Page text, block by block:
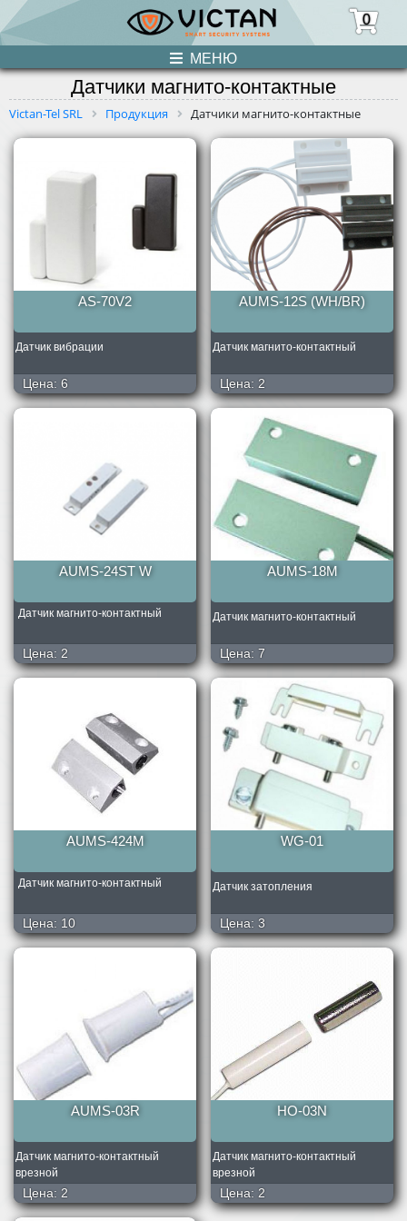
0
МЕНЮ
ПРОДУКЦИЯ
НОВОСТИ
УСЛУГИ
КОНТАКТЫ
Датчики магнито-контактные
Victan-Tel SRL Продукция Датчики магнито-контактные
AS-70V2
Датчик вибрации
Цена: 6
AUMS-12S (WH/BR)
Датчик магнито-контактный
Цена: 2
AUMS-24ST W
Датчик магнито-контактный
Цена: 2
AUMS-18M
Датчик магнито-контактный
Цена: 7
AUMS-424M
Датчик магнито-контактный
Цена: 10
WG-01
Датчик затопления
Цена: 3
AUMS-03R
Датчик магнито-контактный
врезной
Цена: 2
HO-03N
Датчик магнито-контактный
врезной
Цена: 2